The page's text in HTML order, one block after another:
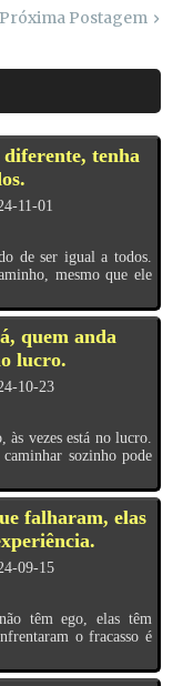
Próxima Postagem
diferente, tenha
11-01
de ser igual a todos.
mesmo que ele
quem anda
lucro.
10-23
às vezes está no lucro.
sozinho pode
falharam, elas
09-15
têm ego, elas têm
o fracasso é